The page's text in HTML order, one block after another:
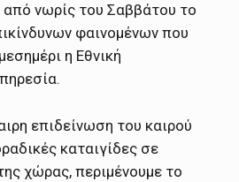
από νωρίς του Σαββάτου το
φαινομένων που
η Εθνική
επιδείνωση του καιρού
καταιγίδες σε
χώρας, περιμένουμε το